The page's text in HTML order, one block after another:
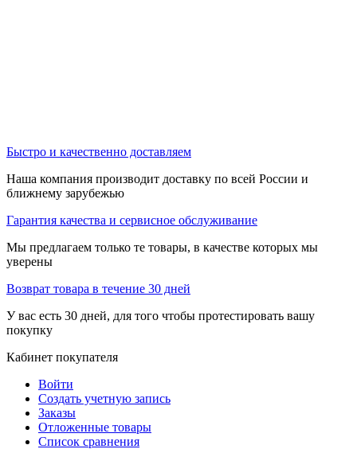
Быстро и качественно доставляем
Наша компания производит доставку по всей России и
ближнему зарубежью
Гарантия качества и сервисное обслуживание
Мы предлагаем только те товары, в качестве которых мы
уверены
Возврат товара в течение 30 дней
У вас есть 30 дней, для того чтобы протестировать вашу
покупку
Кабинет покупателя
Войти
Создать учетную запись
Заказы
Отложенные товары
Список сравнения